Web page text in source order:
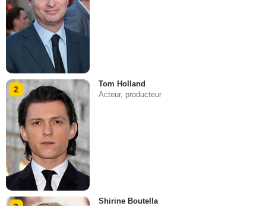
2
Tom Holland
Acteur, producteur
Shirine Boutella